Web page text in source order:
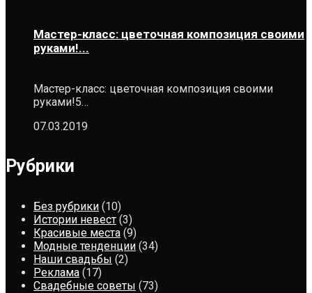
Мастер-класс: цветочная композиция своими
руками!...
Мастер-класс: цветочная композиция своими
руками!5…
07.03.2019
Рубрики
Без рубрики (10)
Истории невест (3)
Красивые места (9)
Модные тенденции (34)
Наши свадьбы (2)
Реклама (17)
Свадебные советы (73)